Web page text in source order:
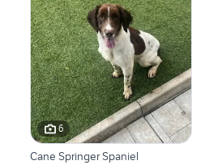
6
Cane Springer Spaniel